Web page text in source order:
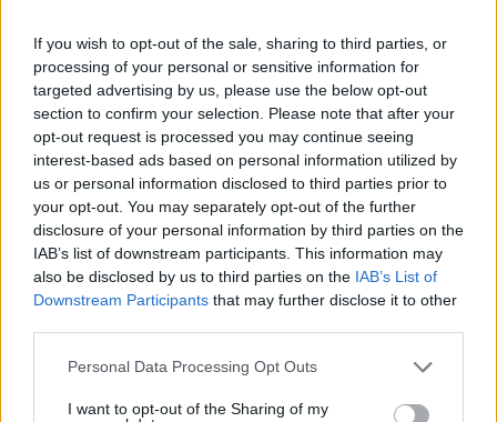
If you wish to opt-out of the sale, sharing to third parties, or
processing of your personal or sensitive information for
targeted advertising by us, please use the below opt-out
section to confirm your selection. Please note that after your
opt-out request is processed you may continue seeing
interest-based ads based on personal information utilized by
us or personal information disclosed to third parties prior to
your opt-out. You may separately opt-out of the further
disclosure of your personal information by third parties on the
IAB’s list of downstream participants. This information may
also be disclosed by us to third parties on the IAB’s List of
Downstream Participants that may further disclose it to other
Please note that this website/app uses one or more Google
not limited to your visit or usage behaviour. You may click to
Personal Data Processing Opt Outs
I want to opt-out of the Sharing of my
Άλογα χορεύουν πάνω σε σπασμένα
μπουκάλια στη Λέσβο - A Promise to
Animals: «Όταν η κριτική σε ένα έθιμο
θεωρείται επίθεση σε έναν τόπο»
Games